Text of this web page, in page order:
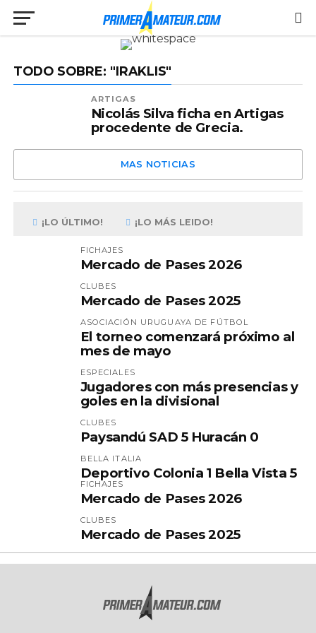
TODO SOBRE: "IRAKLIS"
ARTIGAS
Nicolás Silva ficha en Artigas
procedente de Grecia.
MAS NOTICIAS
¡LO ÚLTIMO! ¡LO MÁS LEIDO!
FICHAJES
Mercado de Pases 2026
CLUBES
Mercado de Pases 2025
ASOCIACIÓN URUGUAYA DE FÚTBOL
El torneo comenzará próximo al
mes de mayo
ESPECIALES
Jugadores con más presencias y
goles en la divisional
CLUBES
Paysandú SAD 5 Huracán 0
BELLA ITALIA
Deportivo Colonia 1 Bella Vista 5
FICHAJES
Mercado de Pases 2026
CLUBES
Mercado de Pases 2025